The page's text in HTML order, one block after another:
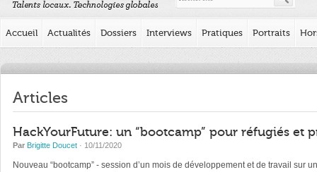
Accueil Actualités Dossiers Interviews Pratiques Portraits
Articles
HackYourFuture: un “bootcamp” pour réfugiés et
Par Brigitte Doucet · 10/11/2020
Nouveau “bootcamp” - session d’un mois de développement et de travail